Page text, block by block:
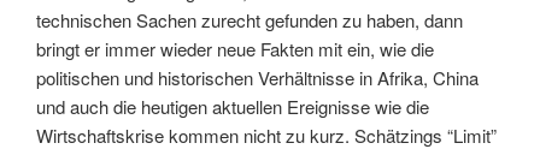
technischen Sachen zurecht gefunden zu haben, dann
bringt er immer wieder neue Fakten mit ein, wie die
politischen und historischen Verhältnisse in Afrika, China
und auch die heutigen aktuellen Ereignisse wie die
Wirtschaftskrise kommen nicht zu kurz. Schätzings “Limit”